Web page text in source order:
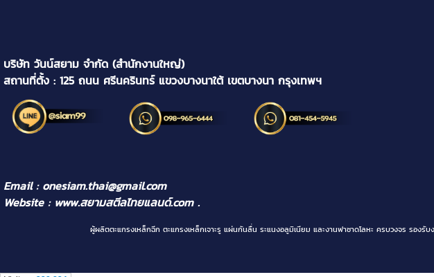
บริษัท วันน์สยาม จำกัด (สำนักงานใหญ่)
สถานที่ตั้ง : 125 ถนน ศรีนครินทร์ แขวงบางนาใต้ เขตบางนา กรุงเทพฯ
Email : onesiam.thai@gmail.com
Website : www.สยามสตีลไทยแลนด์.com.
ผู้ผลิตตะแกรงเหล็กฉีก ตะแกรงเหล็กเจาะรู แผ่นกันลื่น ระแนงอลูมิเนียม และงานฟาซาดโลหะ ครบวงจร รอ